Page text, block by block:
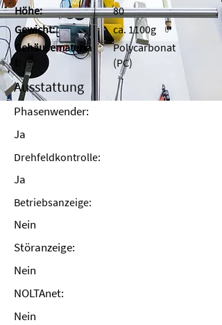
Höhe:
Gewicht:
Gehäusemateria
80
ca. 1100g
Polycarbonat
(PC)
Ausstattung
Phasenwender:
Ja
Drehfeldkontrolle:
Ja
Betriebsanzeige:
Nein
Störanzeige:
Nein
NOLTAnet:
Nein